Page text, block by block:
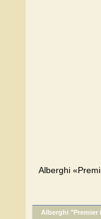
Alberghi
Alberghi "Premier